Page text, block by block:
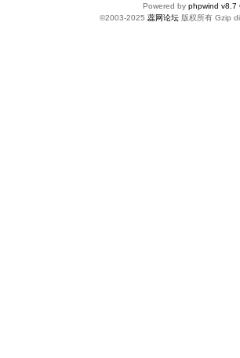
Powered by phpwind v8.7
©2003-2025 蕊网论坛 版权所有 Gzip